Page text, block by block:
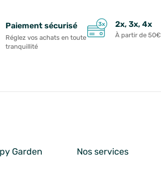
Paiement sécurisé
Réglez vos achats en toute
tranquillité
2x, 3x, 4x
À partir de 50€
Garden Nos services